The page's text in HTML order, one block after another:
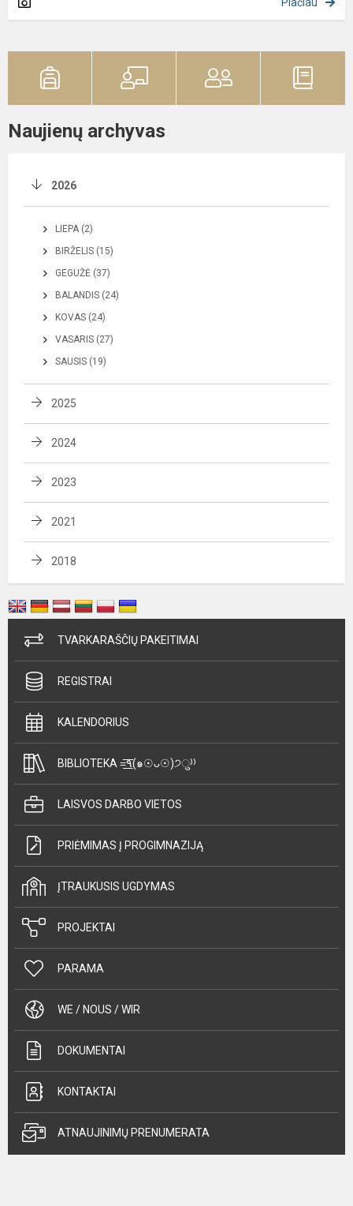
Naujienų archyvas
2026
LIEPA (2)
BIRŽELIS (15)
GEGUŽĖ (37)
BALANDIS (24)
KOVAS (24)
VASARIS (27)
SAUSIS (19)
2025
2024
2023
2021
2018
TVARKARAŠČIŲ PAKEITIMAI
REGISTRAI
KALENDORIUS
BIBLIOTEKA =͟͟͞͞٩(๑☉ᴗ☉)੭ु⁾⁾
LAISVOS DARBO VIETOS
PRIĖMIMAS Į PROGIMNAZIJĄ
ĮTRAUKUSIS UGDYMAS
PROJEKTAI
PARAMA
WE / NOUS / WIR
DOKUMENTAI
KONTAKTAI
ATNAUJINIMŲ PRENUMERATA